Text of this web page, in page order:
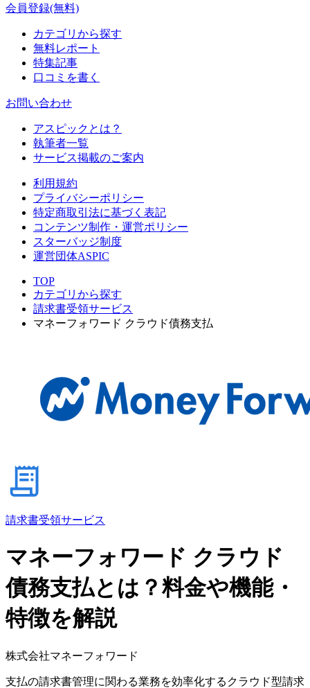
会員登録(無料)
カテゴリから探す
無料レポート
特集記事
口コミを書く
お問い合わせ
アスピックとは？
執筆者一覧
サービス掲載のご案内
利用規約
プライバシーポリシー
特定商取引法に基づく表記
コンテンツ制作・運営ポリシー
スターバッジ制度
運営団体ASPIC
TOP
カテゴリから探す
請求書受領サービス
マネーフォワード クラウド債務支払
請求書受領サービス
マネーフォワード クラウド
債務支払とは？料金や機能・
特徴を解説
株式会社マネーフォワード
支払の請求書管理に関わる業務を効率化するクラウド型請求